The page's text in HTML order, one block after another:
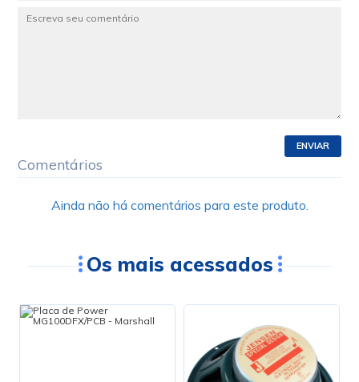
ENVIAR
Comentários
Ainda não há comentários para este produto.
Os mais acessados